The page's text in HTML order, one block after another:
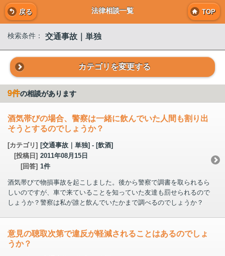
戻る 法律相談一覧 TOP
検索条件： 交通事故｜単独
カテゴリを変更する
9件の相談があります
酒気帯びの場合、警察は一緒に飲んでいた人間も割り出
そうとするのでしょうか？
[カテゴリ] [交通事故｜単独] - [飲酒]
[投稿日] 2011年08月15日
[回答] 1件
酒気帯びで物損事故を起こしました。後から警察で調書を取られるら
しいのですが、車で来ていることを知っていた友達も罰せられるので
しょうか？警察は私が誰と飲んでいたかまで調べるのでしょうか？
意見の聴取次第で違反が軽減されることはあるのでしょ
うか？